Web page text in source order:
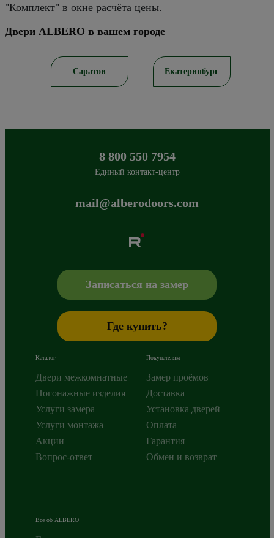
"Комплект" в окне расчёта цены.
Двери ALBERO в вашем городе
Саратов Екатеринбург
8 800 550 7954
Единый контакт-центр
mail@alberodoors.com
+7 800 765 43 42,mail@alberodoors.com
Записаться на замер
Где купить?
Каталог
Двери межкомнатные
Погонажные изделия
Услуги замера
Услуги монтажа
Акции
Вопрос-ответ
Покупателям
Замер проёмов
Доставка
Установка дверей
Оплата
Гарантия
Обмен и возврат
Всё об ALBERO